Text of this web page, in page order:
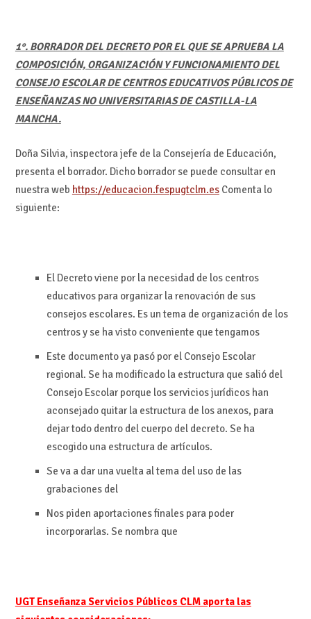
1°. BORRADOR DEL DECRETO POR EL QUE SE APRUEBA LA
COMPOSICIÓN, ORGANIZACIÓN Y FUNCIONAMIENTO DEL
CONSEJO ESCOLAR DE CENTROS EDUCATIVOS PÚBLICOS DE
ENSEÑANZAS NO UNIVERSITARIAS DE CASTILLA-LA
MANCHA.
Doña Silvia, inspectora jefe de la Consejería de Educación,
presenta el borrador. Dicho borrador se puede consultar en
nuestra web https://educacion.fespugtclm.esComenta lo
siguiente:
El Decreto viene por la necesidad de los centros
educativos para organizar la renovación de sus
consejos escolares. Es un tema de organización de los
centros y se ha visto conveniente que tengamos
Este documento ya pasó por el Consejo Escolar
regional. Se ha modificado la estructura que salió del
Consejo Escolar porque los servicios jurídicos han
aconsejado quitar la estructura de los anexos, para
dejar todo dentro del cuerpo del decreto. Se ha
escogido una estructura de artículos.
Se va a dar una vuelta al tema del uso de las
grabaciones del
Nos piden aportaciones finales para poder
incorporarlas. Se nombra que
UGT Enseñanza Servicios Públicos CLM aporta las